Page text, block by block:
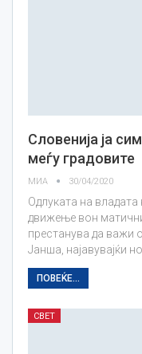
Словенија ја
меѓу градовите
МИА 30/04/2020
Одлуката на владата
движење вон
престанува да важи
Јанша, најавувајќи
ПОВЕЌЕ...
СВЕТ